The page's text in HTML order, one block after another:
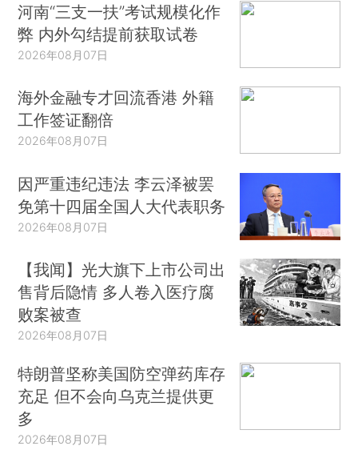
河南“三支一扶”考试规模化作
弊 内外勾结提前获取试卷
2026年08月07日
海外金融专才回流香港 外籍
工作签证翻倍
2026年08月07日
因严重违纪违法 李云泽被罢
免第十四届全国人大代表职务
2026年08月07日
【我闻】光大旗下上市公司出
售背后隐情 多人卷入医疗腐
败案被查
2026年08月07日
特朗普坚称美国防空弹药库存
充足 但不会向乌克兰提供更
多
2026年08月07日